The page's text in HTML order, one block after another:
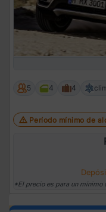
5 4 4
Período mínimo de
*El precio es para un